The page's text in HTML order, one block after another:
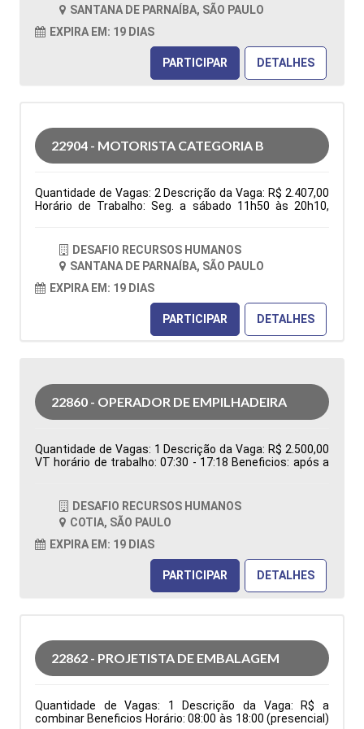
disponibilidade de horário. Tipo de contratação: CLT
Cidade: Santana de Parnaíba, SP, Brasil Área de Atuação:
Logística Período: Formação Acadêmica:
Características Comportamentais:
SANTANA DE PARNAÍBA, SÃO PAULO
EXPIRA EM: 19 DIAS
PARTICIPAR DETALHES
22904 - MOTORISTA CATEGORIA B
Quantidade de Vagas: 2 Descrição da Vaga: R$ 2.407,00
Horário de Trabalho: Seg. a sábado 11h50 às 20h10,
horário. Benefícios: Vale transporte ou vale combustível;
após 3 meses: Vale alimentação R$ 150,00 e Golden
farma Entregas nas residencias Tipo de contratação:
CLT Cidade: Santana de Parnaíba, SP, Brasil Área de
Atuação: Logística Período: Formação Acadêmica:
Características Comportamentais:
DESAFIO RECURSOS HUMANOS
SANTANA DE PARNAÍBA, SÃO PAULO
EXPIRA EM: 19 DIAS
PARTICIPAR DETALHES
22860 - OPERADOR DE EMPILHADEIRA
Quantidade de Vagas: 1 Descrição da Vaga: R$ 2.500,00
VT horário de trabalho: 07:30 - 17:18 Beneficios: após a
Logística Período: Formação Acadêmica:
Características Comportamentais:
DESAFIO RECURSOS HUMANOS
COTIA, SÃO PAULO
EXPIRA EM: 19 DIAS
PARTICIPAR DETALHES
22862 - PROJETISTA DE EMBALAGEM
Quantidade de Vagas: 1 Descrição da Vaga: R$ a
combinar Beneficios Horário: 08:00 às 18:00 (presencial)